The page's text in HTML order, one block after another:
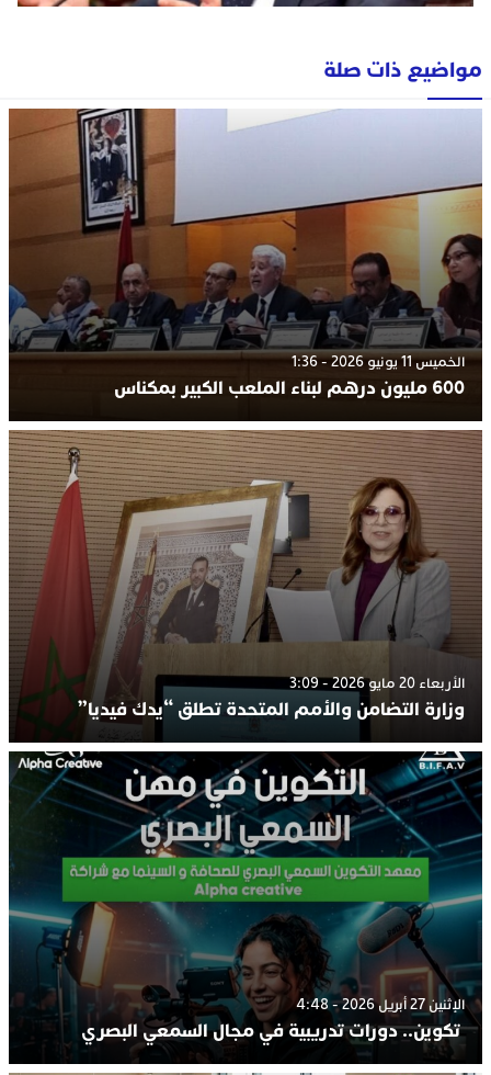
مواضيع ذات صلة
الخميس 11 يونيو 2026 - 1:36
600 مليون درهم لبناء الملعب الكبير بمكناس
الأربعاء 20 مايو 2026 - 3:09
وزارة التضامن والأمم المتحدة تطلق “يدك فيديا”
الإثنين 27 أبريل 2026 - 4:48
تكوين.. دورات تدريبية في مجال السمعي البصري